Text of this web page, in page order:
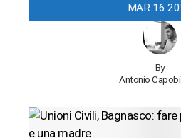
MAR 16
By
Antonio